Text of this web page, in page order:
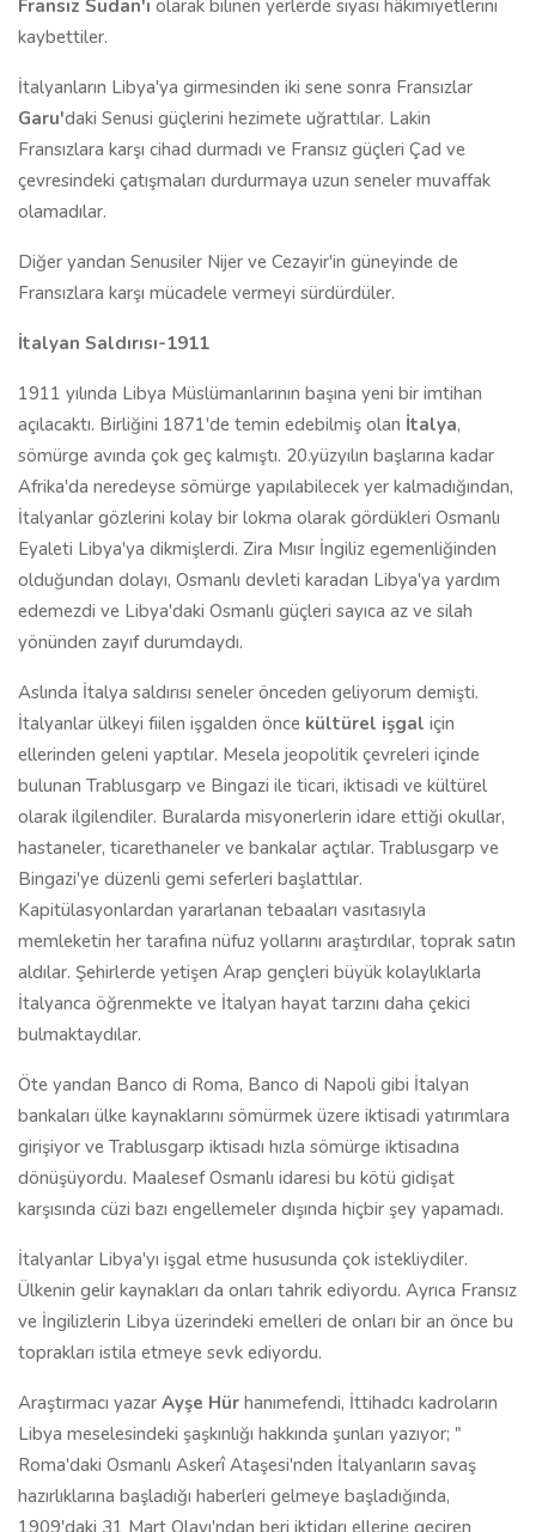
Fransız Sudan'ı olarak bilinen yerlerde siyasi hâkimiyetlerini
kaybettiler.
İtalyanların Libya'ya girmesinden iki sene sonra Fransızlar
Garu'daki Senusi güçlerini hezimete uğrattılar. Lakin
Fransızlara karşı cihad durmadı ve Fransız güçleri Çad ve
çevresindeki çatışmaları durdurmaya uzun seneler muvaffak
olamadılar.
Diğer yandan Senusiler Nijer ve Cezayir'in güneyinde de
Fransızlara karşı mücadele vermeyi sürdürdüler.
İtalyan Saldırısı-1911
1911 yılında Libya Müslümanlarının başına yeni bir imtihan
açılacaktı. Birliğini 1871'de temin edebilmiş olan İtalya,
sömürge avında çok geç kalmıştı. 20.yüzyılın başlarına kadar
Afrika'da neredeyse sömürge yapılabilecek yer kalmadığından,
İtalyanlar gözlerini kolay bir lokma olarak gördükleri Osmanlı
Eyaleti Libya'ya dikmişlerdi. Zira Mısır İngiliz egemenliğinden
olduğundan dolayı, Osmanlı devleti karadan Libya'ya yardım
edemezdi ve Libya'daki Osmanlı güçleri sayıca az ve silah
yönünden zayıf durumdaydı.
Aslında İtalya saldırısı seneler önceden geliyorum demişti.
İtalyanlar ülkeyi fiilen işgalden önce kültürel işgal için
ellerinden geleni yaptılar. Mesela jeopolitik çevreleri içinde
bulunan Trablusgarp ve Bingazi ile ticari, iktisadi ve kültürel
olarak ilgilendiler. Buralarda misyonerlerin idare ettiği okullar,
hastaneler, ticarethaneler ve bankalar açtılar. Trablusgarp ve
Bingazi'ye düzenli gemi seferleri başlattılar.
Kapitülasyonlardan yararlanan tebaaları vasıtasıyla
memleketin her tarafına nüfuz yollarını araştırdılar, toprak satın
aldılar. Şehirlerde yetişen Arap gençleri büyük kolaylıklarla
İtalyanca öğrenmekte ve İtalyan hayat tarzını daha çekici
bulmaktaydılar.
Öte yandan Banco di Roma, Banco di Napoli gibi İtalyan
bankaları ülke kaynaklarını sömürmek üzere iktisadi yatırımlara
girişiyor ve Trablusgarp iktisadı hızla sömürge iktisadına
dönüşüyordu. Maalesef Osmanlı idaresi bu kötü gidişat
karşısında cüzi bazı engellemeler dışında hiçbir şey yapamadı.
İtalyanlar Libya'yı işgal etme hususunda çok istekliydiler.
Ülkenin gelir kaynakları da onları tahrik ediyordu. Ayrıca Fransız
ve İngilizlerin Libya üzerindeki emelleri de onları bir an önce bu
toprakları istila etmeye sevk ediyordu.
Araştırmacı yazar Ayşe Hür hanımefendi, İttihadcı kadroların
Libya meselesindeki şaşkınlığı hakkında şunları yazıyor; "
Roma'daki Osmanlı Askerî Ataşesi'nden İtalyanların savaş
hazırlıklarına başladığı haberleri gelmeye başladığında,
1909'daki 31 Mart Olayı'ndan beri iktidarı ellerine geçiren